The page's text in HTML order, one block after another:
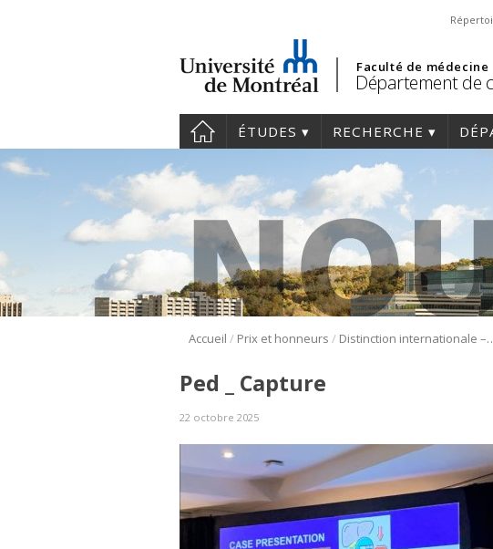
Faculté de médecine
Département de
ÉTUDES RECHERCHE
Accueil / Prix et honneurs / Distinction internationale – Nouvelles et
Ped _ Capture
22 octobre 2025